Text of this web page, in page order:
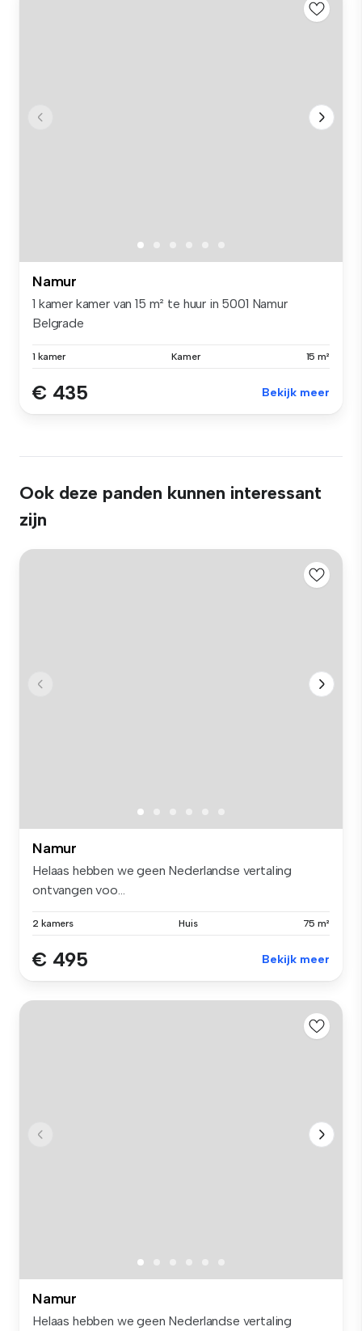
Namur
1 kamer kamer van 15 m² te huur in 5001 Namur
Belgrade
1 kamer Kamer 15 m²
€ 435 Bekijk meer
Ook deze panden kunnen interessant
zijn
Namur
Helaas hebben we geen Nederlandse vertaling
ontvangen voo...
2 kamers Huis 75 m²
€ 495 Bekijk meer
Namur
Helaas hebben we geen Nederlandse vertaling